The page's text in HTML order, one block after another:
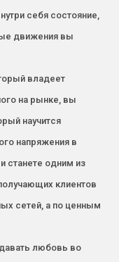
себя состояние,
движения вы
владеет
на рынке, вы
научится
напряжения в
станете одним из
клиентов
сетей, а по ценным
любовь во